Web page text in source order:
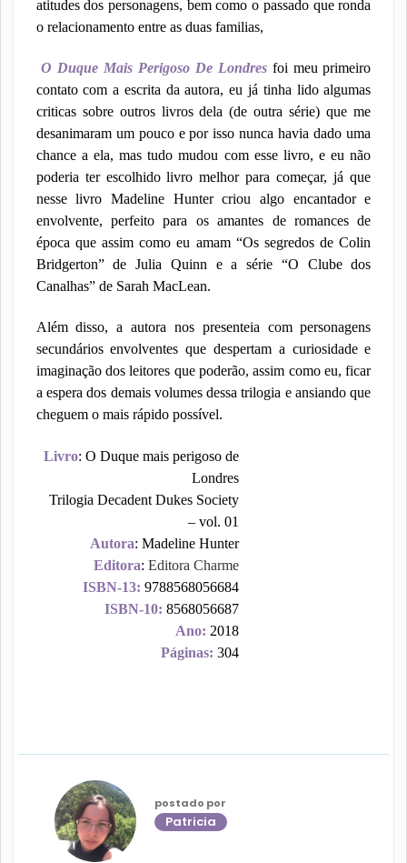
atitudes dos personagens, bem como o passado que ronda
o relacionamento entre as duas familias,
O Duque Mais Perigoso De Londresfoi meu primeiro
contato com a escrita da autora, eu já tinha lido algumas
criticas sobre outros livros dela (de outra série) que me
desanimaram um pouco e por isso nunca havia dado uma
chance a ela, mas tudo mudou com esse livro, e eu não
poderia ter escolhido livro melhor para começar, já que
nesse livro Madeline Hunter criou algo encantador e
envolvente, perfeito para os amantes de romances de
época que assim como eu amam “Os segredos de Colin
Bridgerton” de Julia Quinn e a série “O Clube dos
Canalhas” de Sarah MacLean.
Além disso, a autora nos presenteia com personagens
secundários envolventes que despertam a curiosidade e
imaginação dos leitores que poderão, assim como eu, ficar
a espera dos demais volumes dessa trilogia e ansiando que
cheguem o mais rápido possível.
Livro: O Duque mais perigoso de
Londres
Trilogia Decadent Dukes Society
– vol. 01
Autora: Madeline Hunter
Editora:Editora Charme
ISBN-13: 9788568056684
ISBN-10: 8568056687
Ano: 2018
Páginas: 304
postado por
Patricia